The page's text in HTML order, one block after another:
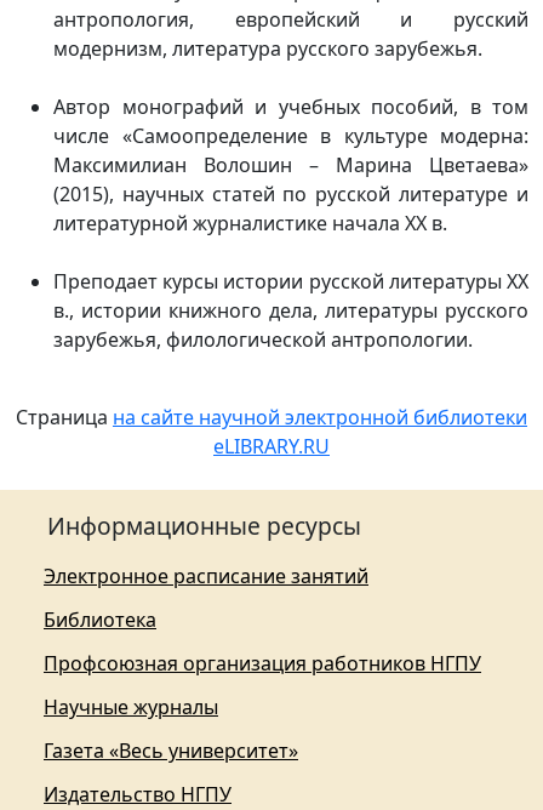
антропология, европейский и русский
модернизм, литература русского зарубежья.
Автор монографий и учебных пособий, в том
числе «Самоопределение в культуре модерна:
Максимилиан Волошин – Марина Цветаева»
(2015), научных статей по русской литературе и
литературной журналистике начала ХХ в.
Преподает курсы истории русской литературы ХХ
в., истории книжного дела, литературы русского
зарубежья, филологической антропологии.
Страница на сайте научной электронной библиотеки
eLIBRARY.RU
Информационные ресурсы
Электронное расписание занятий
Библиотека
Профсоюзная организация работников НГПУ
Научные журналы
Газета «Весь университет»
Издательство НГПУ